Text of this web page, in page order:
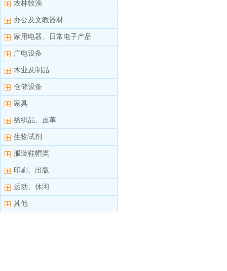
农林牧渔
办公及文教器材
家用电器、日常电子产品
广电设备
木业及制品
仓储设备
家具
纺织品、皮革
生物试剂
服装鞋帽类
印刷、出版
运动、休闲
其他